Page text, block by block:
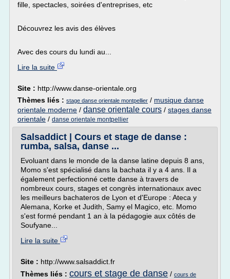
fille, spectacles, soirées d'entreprises, etc
Découvrez les avis des élèves
Avec des cours du lundi au...
Lire la suite
Site : http://www.danse-orientale.org
Thèmes liés : stage danse orientale montpellier / musique danse
orientale moderne / danse orientale cours / stages danse
orientale / danse orientale montpellier
Salsaddict | Cours et stage de danse :
rumba, salsa, danse ...
Evoluant dans le monde de la danse latine depuis 8 ans,
Momo s'est spécialisé dans la bachata il y a 4 ans. Il a
également perfectionné cette danse à travers de
nombreux cours, stages et congrès internationaux avec
les meilleurs bachateros de Lyon et d'Europe : Ateca y
Alemana, Korke et Judith, Samy el Magico, etc. Momo
s'est formé pendant 1 an à la pédagogie aux côtés de
Soufyane...
Lire la suite
Site : http://www.salsaddict.fr
Thèmes liés : cours et stage de danse / cours de